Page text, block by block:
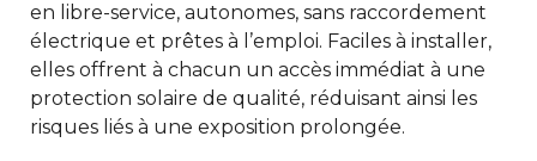
en libre-service, autonomes, sans raccordement
électrique et prêtes à l’emploi. Faciles à installer,
elles offrent à chacun un accès immédiat à une
protection solaire de qualité, réduisant ainsi les
risques liés à une exposition prolongée.